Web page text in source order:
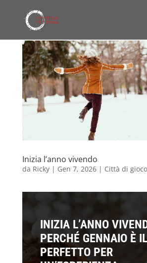
Inizia l’anno vivendo
da Ricky| Gen 7, 2026| Città di gioco
INIZIA L’ANNO
PERCHÉ GENNAIO È
PERFETTO PER